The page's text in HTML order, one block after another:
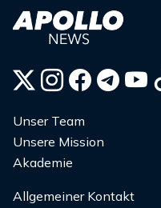
Unser Team
Unsere Mission
Akademie
Allgemeiner Kontakt